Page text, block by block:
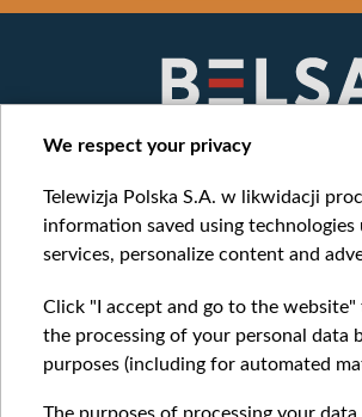
10
We respect your privacy
Telewizja Polska S.A. w likwidacji
information saved using
services, personalize content and
Click "I accept and go to the
the processing of your personal data
purposes (including for automated